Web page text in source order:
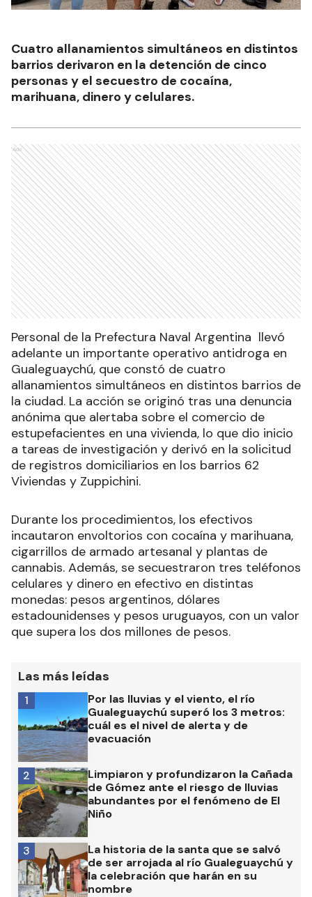
Cuatro allanamientos simultáneos en distintos
barrios derivaron en la detención de cinco
personas y el secuestro de cocaína,
marihuana, dinero y celulares.
Ads
Personal de la Prefectura Naval Argentina llevó
adelante un importante operativo antidroga en
Gualeguaychú, que constó de cuatro
allanamientos simultáneos en distintos barrios de
la ciudad. La acción se originó tras una denuncia
anónima que alertaba sobre el comercio de
estupefacientes en una vivienda, lo que dio inicio
a tareas de investigación y derivó en la solicitud
de registros domiciliarios en los barrios 62
Viviendas y Zuppichini.
Durante los procedimientos, los efectivos
incautaron envoltorios con cocaína y marihuana,
cigarrillos de armado artesanal y plantas de
cannabis. Además, se secuestraron tres teléfonos
celulares y dinero en efectivo en distintas
monedas: pesos argentinos, dólares
estadounidenses y pesos uruguayos, con un valor
que supera los dos millones de pesos.
Las más leídas
Por las lluvias y el viento, el río
Gualeguaychú superó los 3 metros:
cuál es el nivel de alerta y de
evacuación
1
Limpiaron y profundizaron la Cañada
de Gómez ante el riesgo de lluvias
abundantes por el fenómeno de El
Niño
2
La historia de la santa que se salvó
de ser arrojada al río Gualeguaychú y
la celebración que harán en su
nombre
3